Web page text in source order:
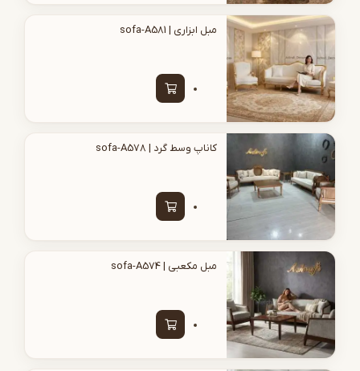
مبل ابزاری | sofa-A581
کاناپ وسط گرد | sofa-A578
مبل مکعبی | sofa-A574